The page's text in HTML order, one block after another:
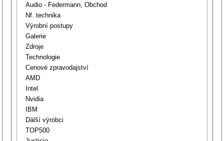
Audio - Federmann, Obchod
Nf. technika
Výrobní postupy
Galerie
Zdroje
Technologie
Cenové zpravodajství
AMD
Intel
Nvidia
IBM
Dálší výrobci
TOP500